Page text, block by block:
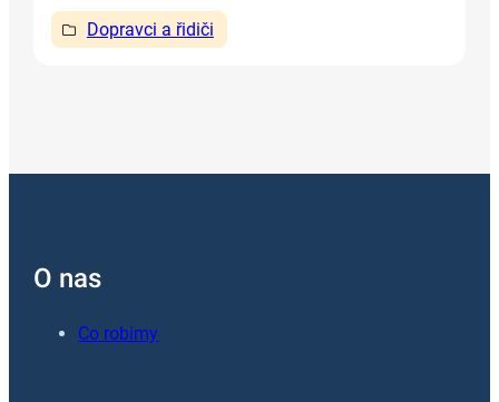
Dopravci a řidiči
O nas
Co robimy